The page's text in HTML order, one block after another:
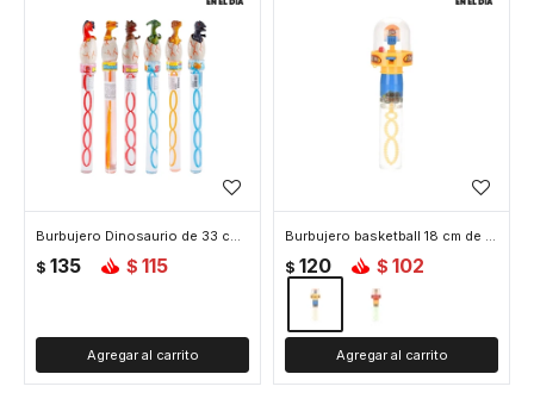
Burbujero Dinosaurio de 33 cm de largo
$ 135 $ 115
Burbujero basketball 18 cm de alto - Amarillo
$ 120 $ 102